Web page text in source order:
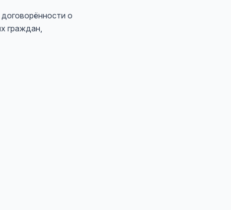
о
граждан,